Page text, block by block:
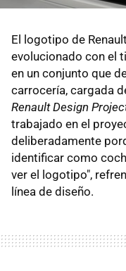
El logotipo de
evolucionado con el
en un conjunto que
carrocería, cargada
Renault Design
trabajado en el
deliberadamente
identificar como
ver el logotipo",
línea de diseño.